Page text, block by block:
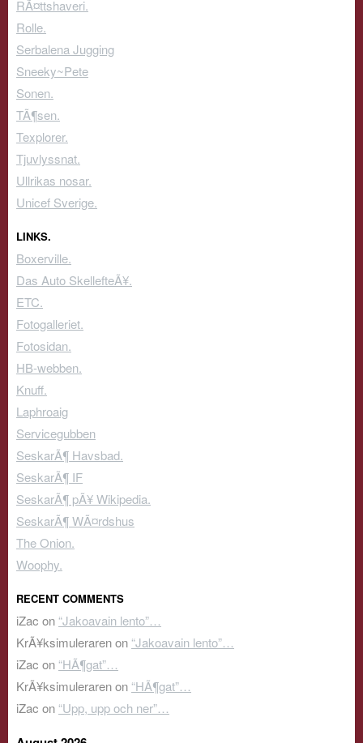
RÃ¤ttshaveri.
Rolle.
Serbalena Jugging
Sneeky~Pete
Sonen.
TÃ¶sen.
Texplorer.
Tjuvlyssnat.
Ullrikas nosar.
Unicef Sverige.
LINKS.
Boxerville.
Das Auto SkellefteÃ¥.
ETC.
Fotogalleriet.
Fotosidan.
HB-webben.
Knuff.
Laphroaig
Servicegubben
SeskarÃ¶ Havsbad.
SeskarÃ¶ IF
SeskarÃ¶ pÃ¥ Wikipedia.
SeskarÃ¶ WÃ¤rdshus
The Onion.
Woophy.
RECENT COMMENTS
iZac on “Jakoavain lento”…
KrÃ¥ksimulerarenon “Jakoavain lento”…
iZac on “HÃ¶gat”…
KrÃ¥ksimulerarenon “HÃ¶gat”…
iZac on “Upp, upp och ner”…